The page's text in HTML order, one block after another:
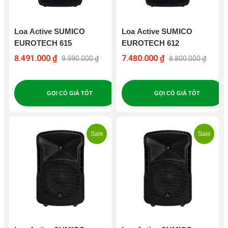
Loa Active SUMICO
EUROTECH 615
8.491.000 ₫ 9.990.000 ₫
GỌI CÓ GIÁ TỐT
Loa Active SUMICO
EUROTECH 612
7.480.000 ₫ 8.800.000 ₫
GỌI CÓ GIÁ TỐT
Sale Sale